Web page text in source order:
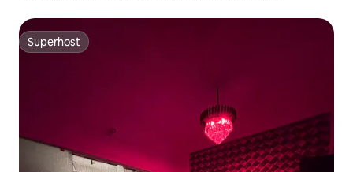
Superhost
Superhost